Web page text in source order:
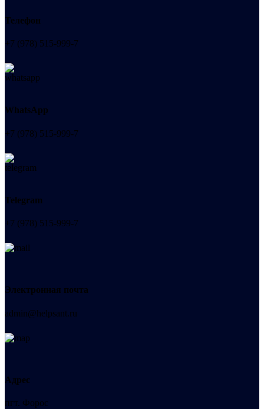
Телефон
+7 (978) 515-999-7
WhatsApp
+7 (978) 515-999-7
Telegram
+7 (978) 515-999-7
Электронная почта
admin@helpsant.ru
Адрес
пгт. Форос